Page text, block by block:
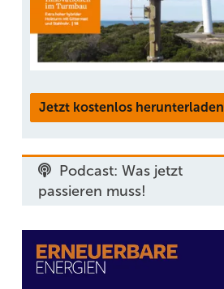
Jetzt kostenlos herunterladen
Podcast: Was jetzt
passieren muss!